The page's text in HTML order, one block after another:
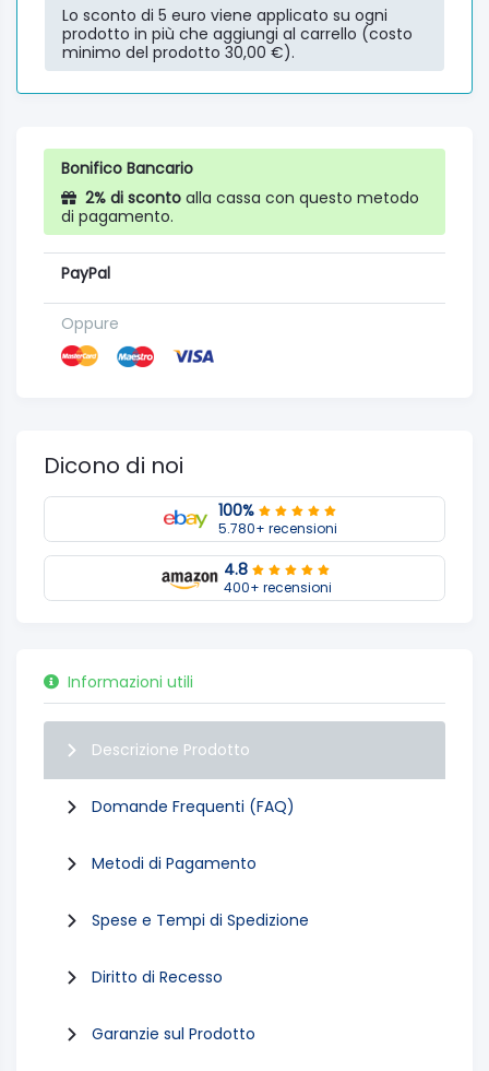
Lo sconto di 5 euro viene applicato su ogni
prodotto in più che aggiungi al carrello (costo
minimo del prodotto 30,00 €).
Bonifico Bancario
2% di sconto alla cassa con questo metodo
di pagamento.
PayPal
Oppure
Dicono di noi
100%
5.780+ recensioni
4.8
400+ recensioni
Informazioni utili
Descrizione Prodotto
Domande Frequenti (FAQ)
Metodi di Pagamento
Spese e Tempi di Spedizione
Diritto di Recesso
Garanzie sul Prodotto